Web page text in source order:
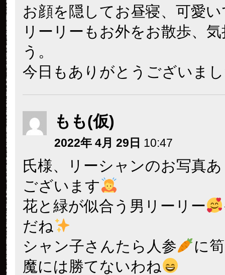
お顔を隠してお昼寝、可愛
リーリーもお外をお散歩、
う。
今日もありがとうございま
もも(仮)
2022年 4月 29日 10:47
氏様、リーシャンのお写真
ございます
花と緑が似合う男リーリー
だね
シャン子さんたら人参
に
魔には勝てないわね